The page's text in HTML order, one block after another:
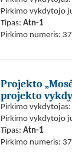
Pirkimo vykdytojo
Tipas: Atn-1
Pirkimo numeris:
Projekto
projekto
Pirkimo vykdytojas:
Pirkimo vykdytojo
Tipas: Atn-1
Pirkimo numeris: